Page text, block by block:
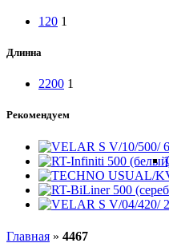
120 1
Длинна
2200 1
Рекомендуем
Главная » 4467